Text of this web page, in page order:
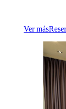
Ver más